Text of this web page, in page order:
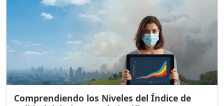
Comprendiendo los Niveles del Índice de